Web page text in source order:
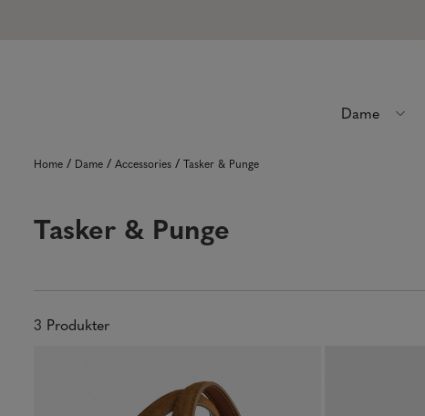
Dame
Home / Dame / Accessories / Tasker & Punge
Tasker & Punge
3 Produkter